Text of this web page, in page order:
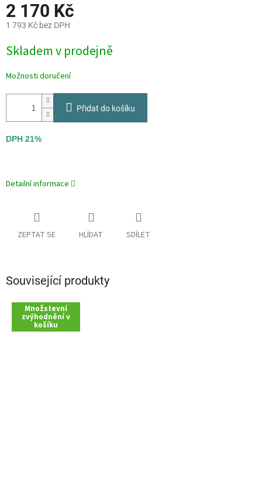
2 170 Kč
1 793 Kč bez DPH
cena:
Skladem v prodejně
Možnosti doručení
Přidat do košíku
DPH 21%
Detailní informace
ZEPTAT SE HLÍDAT SDÍLET
Související produkty
Množstevní
zvýhodnění v
košíku